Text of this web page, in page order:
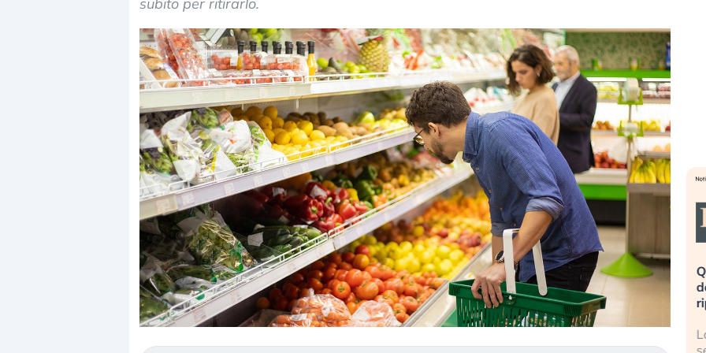
Dalle valutazioni estreme alla
correzione. Cosa sta guidando il
mostrando segni di stanchezza
«La mia vita è rovinata». Investitori
in preda al panico dopo lo scoppio
della bolla AI
Kospi, mentre gli investitori retail (…)
Quando la finanza pesa più
dell’economia reale. L’America sta
ripetendo gli errori del 2008?
sempre più sganciata dall’economia